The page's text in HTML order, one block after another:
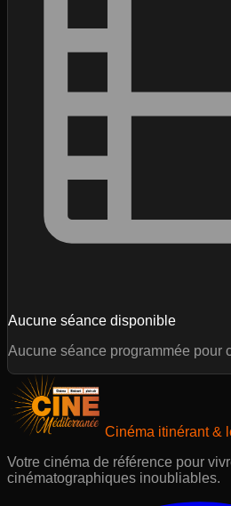
Aucune séance disponible
Aucune séance programmée pour
Cinéma itinérant &
Votre cinéma de référence pour
cinématographiques inoubliables.